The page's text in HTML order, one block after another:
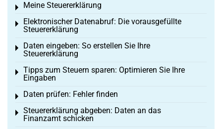
Meine Steuererklärung
Toggle menu
Elektronischer Datenabruf: Die vorausgefüllte
Steuererklärung
Toggle menu
Daten eingeben: So erstellen Sie Ihre
Steuererklärung
Toggle menu
Tipps zum Steuern sparen: Optimieren Sie Ihre
Eingaben
Toggle menu
Daten prüfen: Fehler finden
Toggle menu
Steuererklärung abgeben: Daten an das
Finanzamt schicken
Toggle menu